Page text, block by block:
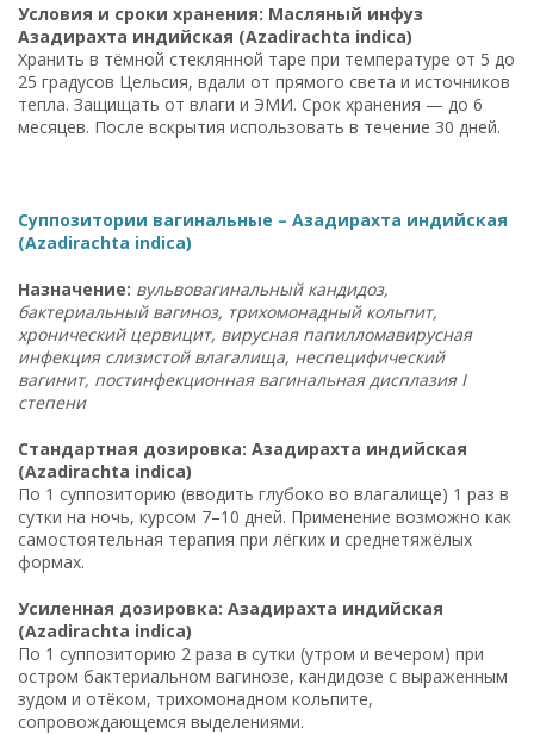
Условия и сроки хранения: Масляный инфуз
Азадирахта индийская (Azadirachta indica)
Хранить в тёмной стеклянной таре при температуре от 5 до
25 градусов Цельсия, вдали от прямого света и источников
тепла. Защищать от влаги и ЭМИ. Срок хранения — до 6
месяцев. После вскрытия использовать в течение 30 дней.
Суппозитории вагинальные – Азадирахта индийская
(Azadirachta indica)
Назначение: вульвовагинальный кандидоз,
бактериальный вагиноз, трихомонадный кольпит,
хронический цервицит, вирусная папилломавирусная
инфекция слизистой влагалища, неспецифический
вагинит, постинфекционная вагинальная дисплазия I
степени
Стандартная дозировка: Азадирахта индийская
(Azadirachta indica)
По 1 суппозиторию (вводить глубоко во влагалище) 1 раз в
сутки на ночь, курсом 7–10 дней. Применение возможно как
самостоятельная терапия при лёгких и среднетяжёлых
формах.
Усиленная дозировка: Азадирахта индийская
(Azadirachta indica)
По 1 суппозиторию 2 раза в сутки (утром и вечером) при
остром бактериальном вагинозе, кандидозе с выраженным
зудом и отёком, трихомонадном кольпите,
сопровождающемся выделениями.